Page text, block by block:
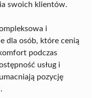
swoich klientów.
i
dla osób, które cenią
podczas
usług i
pozycję